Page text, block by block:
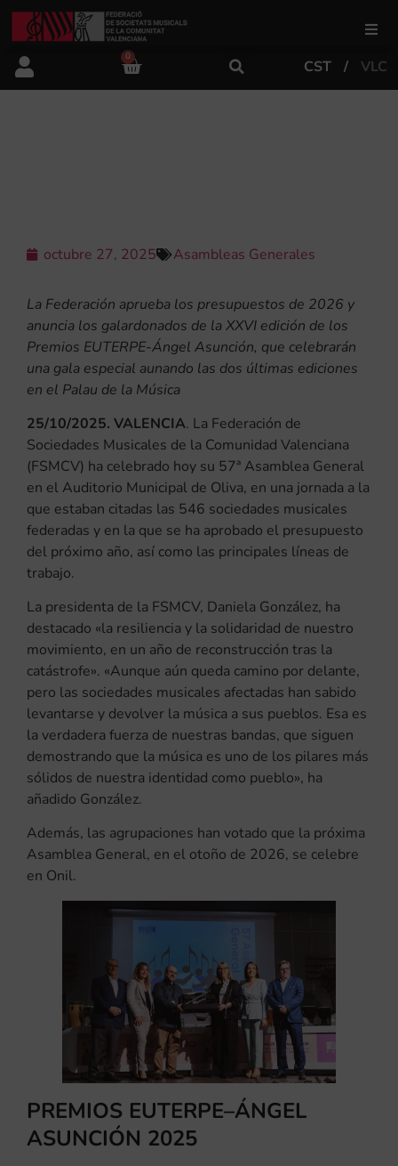
FSMCV
Área artística
Actualidad
Tienda
0
CST VLC
octubre 27, 2025 Asambleas Generales
La Federación aprueba los presupuestos de 2026 y
anuncia los galardonados de la XXVI edición de los
Premios EUTERPE-Ángel Asunción, que celebrarán
una gala especial aunando las dos últimas ediciones
en el Palau de la Música
25/10/2025. VALENCIA. La Federación de
Sociedades Musicales de la Comunidad Valenciana
(FSMCV) ha celebrado hoy su 57ª Asamblea General
en el Auditorio Municipal de Oliva, en una jornada a la
que estaban citadas las 546 sociedades musicales
federadas y en la que se ha aprobado el presupuesto
del próximo año, así como las principales líneas de
trabajo.
La presidenta de la FSMCV, Daniela González, ha
destacado «la resiliencia y la solidaridad de nuestro
movimiento, en un año de reconstrucción tras la
catástrofe». «Aunque aún queda camino por delante,
pero las sociedades musicales afectadas han sabido
levantarse y devolver la música a sus pueblos. Esa es
la verdadera fuerza de nuestras bandas, que siguen
demostrando que la música es uno de los pilares más
sólidos de nuestra identidad como pueblo», ha
añadido González.
Además, las agrupaciones han votado que la próxima
Asamblea General, en el otoño de 2026, se celebre
en Onil.
PREMIOS EUTERPE–ÁNGEL
ASUNCIÓN 2025